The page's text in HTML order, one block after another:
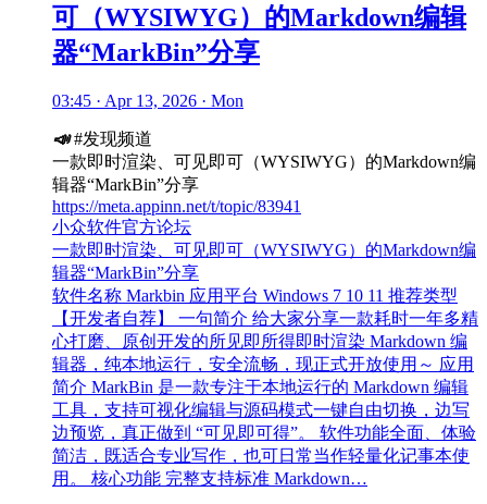
可（WYSIWYG）的Markdown编辑
器“MarkBin”分享
03:45 · Apr 13, 2026 · Mon
📣#发现频道
一款即时渲染、可见即可（WYSIWYG）的Markdown编
辑器“MarkBin”分享
https://meta.appinn.net/t/topic/83941
小众软件官方论坛
一款即时渲染、可见即可（WYSIWYG）的Markdown编
辑器“MarkBin”分享
软件名称 Markbin 应用平台 Windows 7 10 11 推荐类型
【开发者自荐】 一句简介 给大家分享一款耗时一年多精
心打磨、原创开发的所见即所得即时渲染 Markdown 编
辑器，纯本地运行，安全流畅，现正式开放使用～ 应用
简介 MarkBin 是一款专注于本地运行的 Markdown 编辑
工具，支持可视化编辑与源码模式一键自由切换，边写
边预览，真正做到 “可见即可得”。 软件功能全面、体验
简洁，既适合专业写作，也可日常当作轻量化记事本使
用。 核心功能 完整支持标准 Markdown…